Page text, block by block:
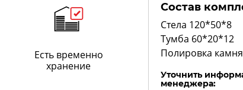
Есть временно
хранение
Состав
Стела 120*50*8
Тумба 60*20*12
Полировка камня
Уточнить
менеджера: